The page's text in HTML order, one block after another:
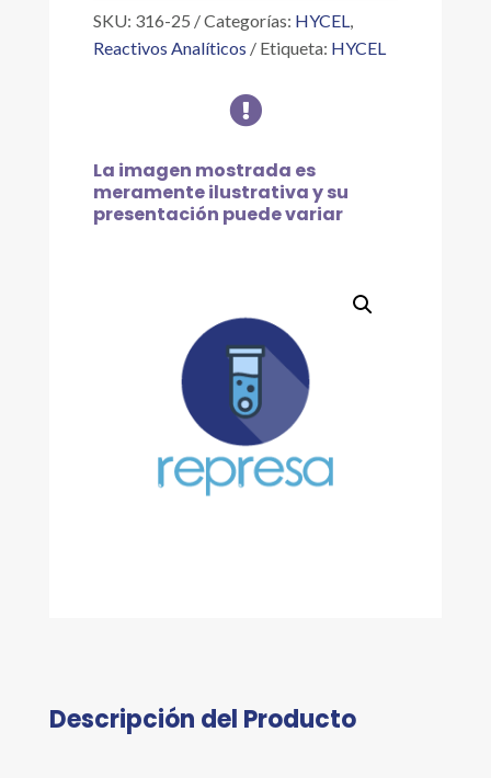
(URANINA)
45350
G
cantidad
SKU: 316-25 Categorías: HYCEL,
Reactivos Analíticos
Etiqueta: HYCEL

La imagen mostrada es
meramente ilustrativa y su
presentación puede variar
Descripción del Producto